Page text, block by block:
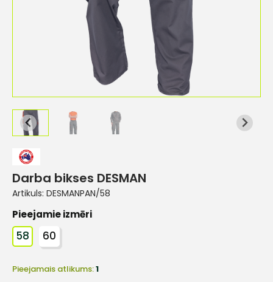
Darba bikses DESMAN
Artikuls: DESMANPAN/58
Pieejamie izmēri
58 60
Pieejamais atlikums:1